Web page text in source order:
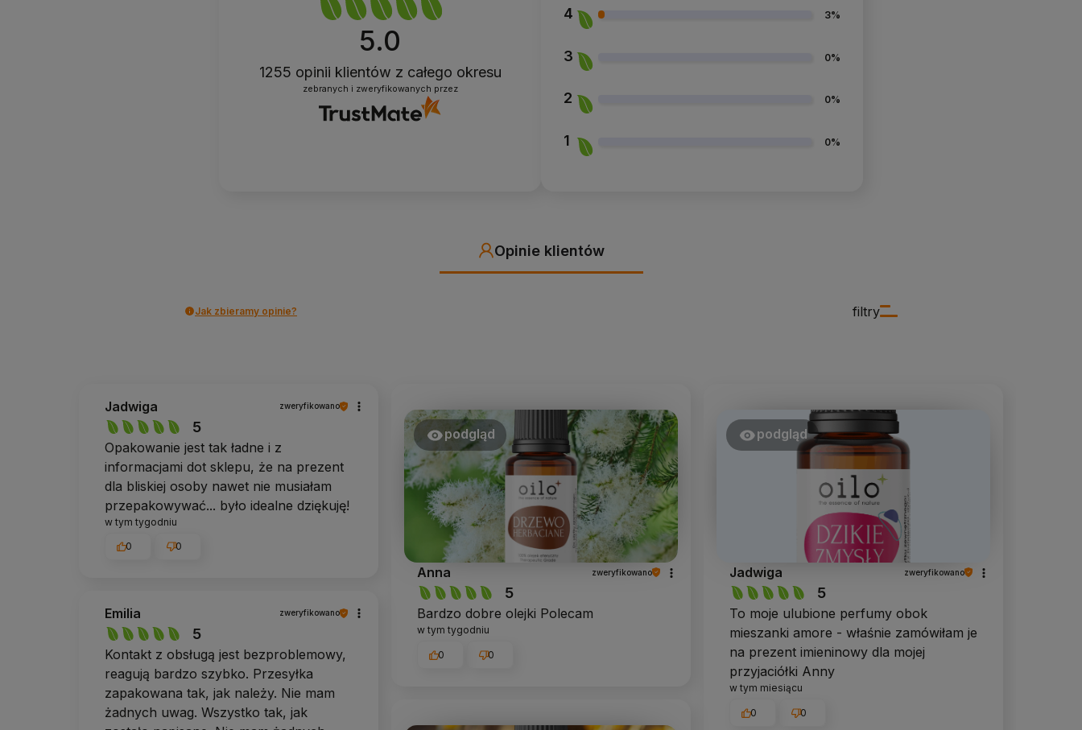
5.0
1255 opinii klientów z całego okresu
zebranych i zweryfikowanych przez
4 3%
3 0%
2 0%
1 0%
Opinie klientów
filtry
Jak zbieramy opinie?
Jadwiga zweryfikowano
5
Opakowanie jest tak ładne i z
informacjami dot sklepu, że na prezent
dla bliskiej osoby nawet nie musiałam
przepakowywać... było idealne dziękuję!
w tym tygodniu
0 0
podgląd
Anna zweryfikowano
5
Bardzo dobre olejki Polecam
w tym tygodniu
0 0
podgląd
Jadwiga zweryfikowano
5
To moje ulubione perfumy obok
mieszanki amore - właśnie zamówiłam je
na prezent imieninowy dla mojej
przyjaciółki Anny
w tym miesiącu
0 0
Emilia zweryfikowano
5
Kontakt z obsługą jest bezproblemowy,
reagują bardzo szybko. Przesyłka
zapakowana tak, jak należy. Nie mam
żadnych uwag. Wszystko tak, jak